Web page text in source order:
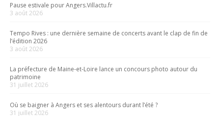
Pause estivale pour Angers.Villactu.fr
3 août 2026
Tempo Rives : une dernière semaine de concerts avant le clap de fin de
l’édition 2026
3 août 2026
La préfecture de Maine-et-Loire lance un concours photo autour du
patrimoine
31 juillet 2026
Où se baigner à Angers et ses alentours durant l’été ?
31 juillet 2026